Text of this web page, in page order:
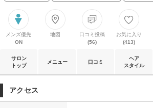
メンズ優先
ON
地図
口コミ投稿
(56)
お気に入り
(413)
サロン
トップ
メニュー 口コミ
ヘア
スタイル
アクセス